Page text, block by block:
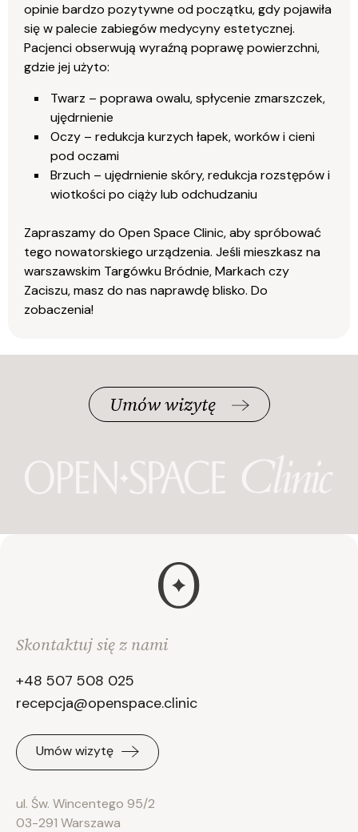
opinie bardzo pozytywne od początku, gdy pojawiła
się w palecie zabiegów medycyny estetycznej.
Pacjenci obserwują wyraźną poprawę powierzchni,
gdzie jej użyto:
Twarz – poprawa owalu, spłycenie zmarszczek,
ujędrnienie
Oczy – redukcja kurzych łapek, worków i cieni
pod oczami
Brzuch – ujędrnienie skóry, redukcja rozstępów i
wiotkości po ciąży lub odchudzaniu
Zapraszamy do Open Space Clinic, aby spróbować
tego nowatorskiego urządzenia. Jeśli mieszkasz na
warszawskim Targówku Bródnie, Markach czy
Zaciszu, masz do nas naprawdę blisko. Do
zobaczenia!
Umów wizytę
Skontaktuj się z nami
+48 507 508 025
recepcja@openspace.clinic
Umów wizytę
ul. Św. Wincentego 95/2
03-291 Warszawa